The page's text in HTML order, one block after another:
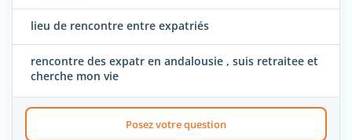
lieu de rencontre entre expatriés
rencontre des expatr en andalousie , suis retraitee et
cherche mon vie
Posez votre question